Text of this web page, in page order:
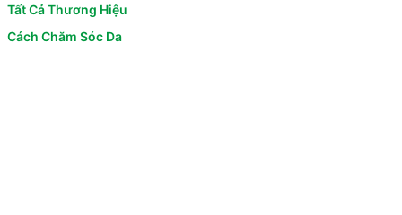
Tất Cả Thương Hiệu
Cách Chăm Sóc Da